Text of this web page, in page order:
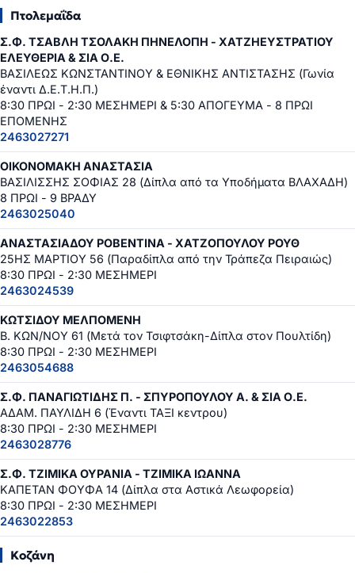
Πτολεμαΐδα
Σ.Φ. ΤΣΑΒΛΗ ΤΣΟΛΑΚΗ ΠΗΝΕΛΟΠΗ - ΧΑΤΖΗΕΥΣΤΡΑΤΙΟΥ
ΕΛΕΥΘΕΡΙΑ & ΣΙΑ Ο.Ε.
ΒΑΣΙΛΕΩΣ ΚΩΝΣΤΑΝΤΙΝΟΥ & ΕΘΝΙΚΗΣ ΑΝΤΙΣΤΑΣΗΣ (Γωνία
έναντι Δ.Ε.Τ.Η.Π.)
8:30 ΠΡΩΙ - 2:30 ΜΕΣΗΜΕΡΙ & 5:30 ΑΠΟΓΕΥΜΑ - 8 ΠΡΩΙ
ΕΠΟΜΕΝΗΣ
2463027271
ΟΙΚΟΝΟΜΑΚΗ ΑΝΑΣΤΑΣΙΑ
ΒΑΣΙΛΙΣΣΗΣ ΣΟΦΙΑΣ 28 (Δίπλα από τα Υποδήματα ΒΛΑΧΑΔΗ)
8 ΠΡΩΙ - 9 ΒΡΑΔΥ
2463025040
ΑΝΑΣΤΑΣΙΑΔΟΥ ΡΟΒΕΝΤΙΝΑ - ΧΑΤΖΟΠΟΥΛΟΥ ΡΟΥΘ
25ΗΣ ΜΑΡΤΙΟΥ 56 (Παραδίπλα από την Τράπεζα Πειραιώς)
8:30 ΠΡΩΙ - 2:30 ΜΕΣΗΜΕΡΙ
2463024539
ΚΩΤΣΙΔΟΥ ΜΕΛΠΟΜΕΝΗ
Β. ΚΩΝ/ΝΟΥ 61 (Μετά τον Τσιφτσάκη-Δίπλα στον Πουλτίδη)
8:30 ΠΡΩΙ - 2:30 ΜΕΣΗΜΕΡΙ
2463054688
Σ.Φ. ΠΑΝΑΓΙΩΤΙΔΗΣ Π. - ΣΠΥΡΟΠΟΥΛΟΥ Α. & ΣΙΑ Ο.Ε.
ΑΔΑΜ. ΠΑΥΛΙΔΗ 6 (Έναντι ΤΑΞΙ κεντρου)
8:30 ΠΡΩΙ - 2:30 ΜΕΣΗΜΕΡΙ
2463028776
Σ.Φ. ΤΖΙΜΙΚΑ ΟΥΡΑΝΙΑ - ΤΖΙΜΙΚΑ ΙΩΑΝΝΑ
ΚΑΠΕΤΑΝ ΦΟΥΦΑ 14 (Δίπλα στα Αστικά Λεωφορεία)
8:30 ΠΡΩΙ - 2:30 ΜΕΣΗΜΕΡΙ
2463022853
Κοζάνη